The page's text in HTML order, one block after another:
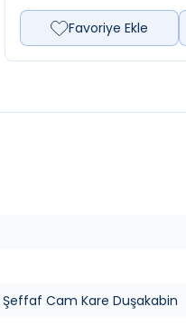
Favoriye Ekle
Şeffaf Cam Kare Duşakabin